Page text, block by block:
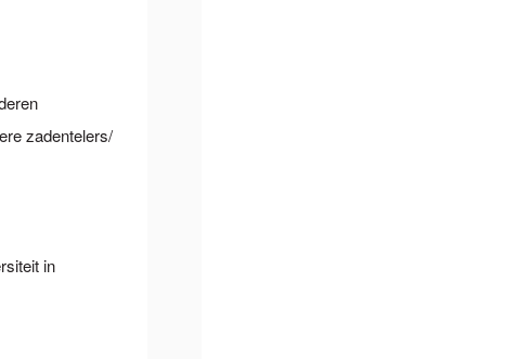
zadentelers/
in